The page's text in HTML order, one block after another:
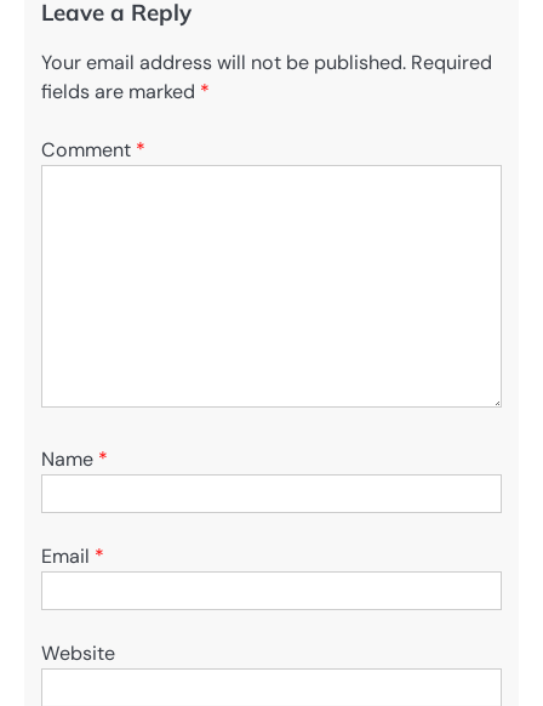
Leave a Reply
Your email address will not be published. Required
fields are marked *
Comment *
Name *
Email *
Website